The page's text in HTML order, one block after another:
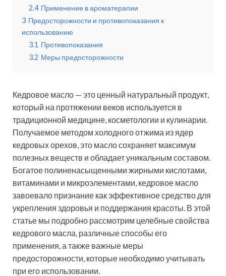
2.4 Применение в ароматерапии
3 Предосторожности и противопоказания к
использованию
3.1 Противопоказания
3.2 Меры предосторожности
Кедровое масло — это ценный натуральный продукт,
который на протяжении веков используется в
традиционной медицине, косметологии и кулинарии.
Получаемое методом холодного отжима из ядер
кедровых орехов, это масло сохраняет максимум
полезных веществ и обладает уникальным составом.
Богатое полиненасыщенными жирными кислотами,
витаминами и микроэлементами, кедровое масло
завоевало признание как эффективное средство для
укрепления здоровья и поддержания красоты. В этой
статье мы подробно рассмотрим целебные свойства
кедрового масла, различные способы его
применения, а также важные меры
предосторожности, которые необходимо учитывать
при его использовании.